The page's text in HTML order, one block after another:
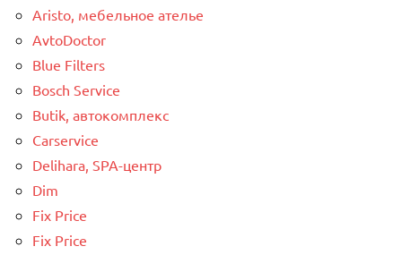
Aristo, мебельное ателье
AvtoDoctor
Blue Filters
Bosch Service
Butik, автокомплекс
Carservice
Delihara, SPA-центр
Dim
Fix Price
Fix Price